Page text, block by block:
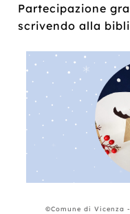
Partecipazione
scrivendo alla
©Comune di Vicenza